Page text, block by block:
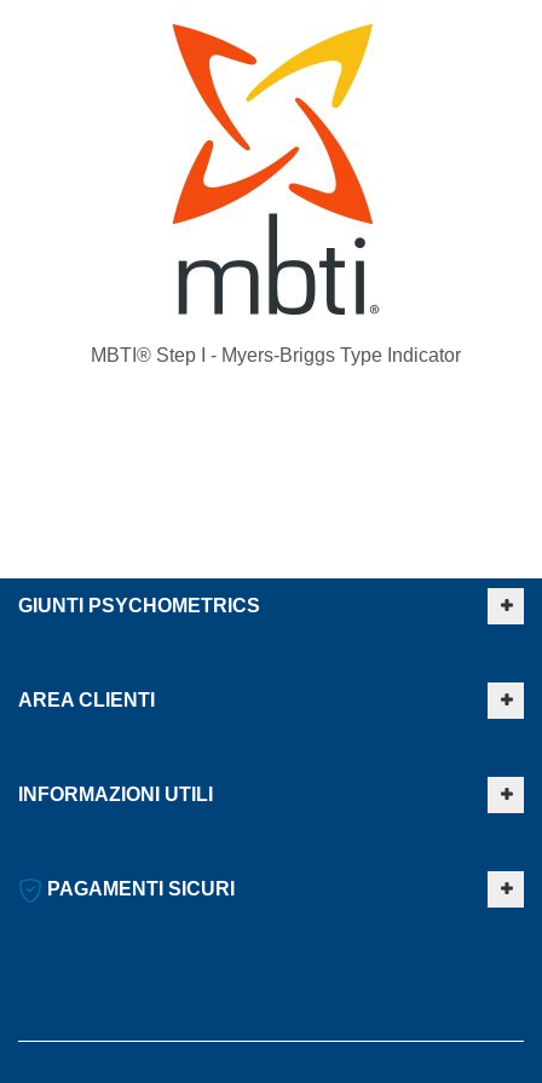
MBTI® Step I - Myers-Briggs Type Indicator
GIUNTI PSYCHOMETRICS
AREA CLIENTI
INFORMAZIONI UTILI
PAGAMENTI SICURI